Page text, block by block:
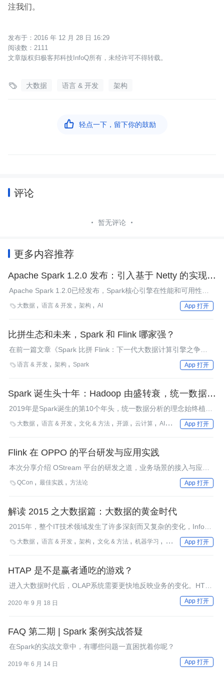
注我们。
2016 年 12 月 28 日 16:29
2111
文章版权归极客邦科技InfoQ所有，未经许可不得转载。
 大数据 语言 & 开发 架构
 轻点一下，留下你的鼓励
评论
暂无评论
更多内容推荐
Apache Spark 1.2.0 发布：引入基于 Netty 的实现，
支持高可用，并提供机器学习 API
Apache Spark 1.2.0已经发布，Spark核心引擎在性能和可用性方
面都有很大改进。这是来自60多家研究机构和公司的172位贡献者
 大数据 语言 & 开发 架构 AI App 打开
比拼生态和未来，Spark 和 Flink 哪家强？
在前一篇文章《Spark 比拼 Flink：下一代大数据计算引擎之争，
谁主沉浮？》中，作者对 Spark 和 Flink 的引擎做了对比。但对于
用户来说，引擎并不是考虑数据产品的唯一方面。开发和运维相关
西来都很重要，这些构成了一个产品的生态。可以说，引擎决定了
语言 & 开发 架构 Spark App 打开
Spark 诞生头十年：Hadoop 由盛转衰，统一数据分
析大行其道
2019年是Spark诞生的第10个年头，统一数据分析的理念始终植根
于Spark的各个发展阶段。
 大数据 语言 & 开发 文化 & 方法 开源 云计算 AICon 数据处理
App 打开
Flink 在 OPPO 的平台研发与应用实践
本次分享介绍 OStream 平台的研发之道，业务场景的接入与应用
实践，以及平台往智能化方向发展的探索与思考。
QCon 最佳实践 方法论 App 打开
解读 2015 之大数据篇：大数据的黄金时代
2015年，整个IT技术领域发生了许多深刻而又复杂的变化，InfoQ
策划了“解读2015”年终技术盘点系列文章，希望能够给读者清晰地
梳理出技术领域在这一年的发展变化，回顾过去，继续前行。本文
据生态圈里Hadoop、Spark、Elasticsearch和Apache Kylin四个关
 大数据 语言 & 开发 架构 文化 & 方法 机器学习 Spark AI
App 打开
HTAP 是不是赢者通吃的游戏？
进入大数据时代后，OLAP系统需要更快地反映业务的变化。HTAP
要解决的就是OLAP的时效问题，不过它也不是唯一的选择。
2020 年 9 月 18 日 App 打开
FAQ 第二期 | Spark 案例实战答疑
在Spark的实战文章中，有哪些问题一直困扰着你呢？
2019 年 6 月 14 日 App 打开